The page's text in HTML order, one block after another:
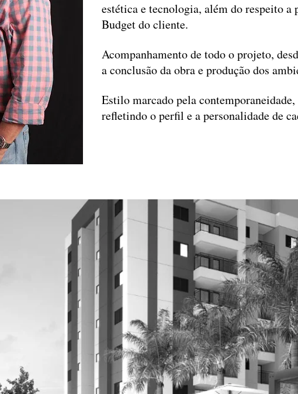
estética e tecnologia, além do respeito a
Budget do cliente.
Acompanhamento de todo o projeto,
a conclusão da obra e produção dos
Estilo marcado pela
refletindo o perfil e a personalidade de